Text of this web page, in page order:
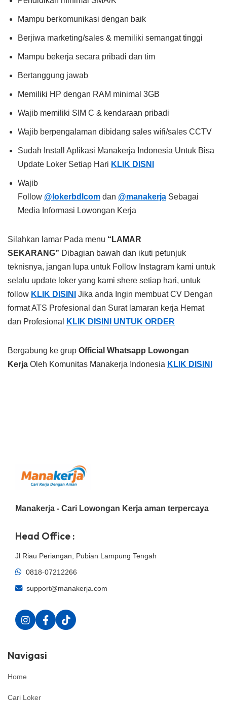
Mampu berkomunikasi dengan baik
Berjiwa marketing/sales & memiliki semangat tinggi
Mampu bekerja secara pribadi dan tim
Bertanggung jawab
Memiliki HP dengan RAM minimal 3GB
Wajib memiliki SIM C & kendaraan pribadi
Wajib berpengalaman dibidang sales wifi/sales CCTV
Sudah Install Aplikasi Manakerja Indonesia Untuk Bisa
Update Loker Setiap Hari KLIK DISNI
Wajib
Follow @lokerbdlcom dan @manakerja Sebagai
Media Informasi Lowongan Kerja
Silahkan lamar Pada menu “LAMAR
SEKARANG” Dibagian bawah dan ikuti petunjuk
teknisnya, jangan lupa untuk Follow Instagram kami untuk
selalu update loker yang kami shere setiap hari, untuk
follow KLIK DISINI
Jika anda Ingin membuat CV Dengan
format ATS Profesional dan Surat lamaran kerja Hemat
dan Profesional
KLIK DISINI UNTUK ORDER
Bergabung ke grup Official Whatsapp Lowongan
Kerja Oleh Komunitas Manakerja Indonesia KLIK DISINI
Manakerja - Cari Lowongan Kerja aman terpercaya
Head Office :
Jl Riau Periangan, Pubian Lampung Tengah
0818-07212266
support@manakerja.com
Navigasi
Home
Cari Loker